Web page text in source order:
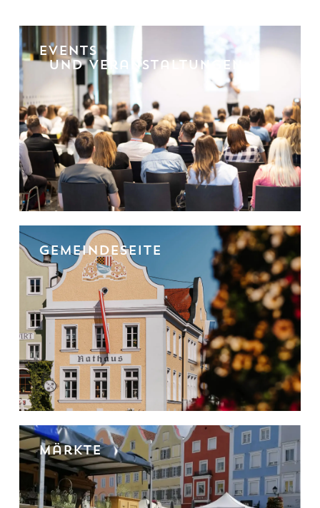
Events
und Veranstaltungen
Gemeindeseite
Märkte